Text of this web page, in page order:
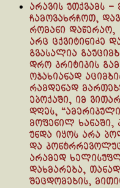
არავის უთქვამს
ჩამოვახრჩოთ,
რომანი დაწერაო,
არც ცქვიტინიძე
გვასალია
დრო კრიტიკის
ოჯახიანად
რამდენად
ეპოქაში, იმ
დღეს,
მოფენილ ხანაში,
უნდა იყოს არა
და
არამედ
დახმარება,
შეცდომების,